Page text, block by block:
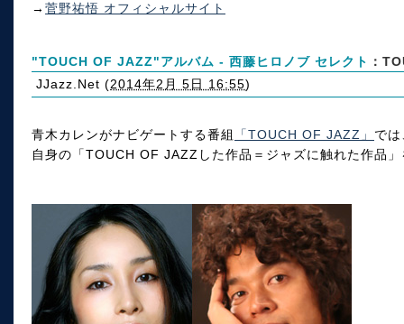
→ 菅野祐悟 オフィシャルサイト
"TOUCH OF JAZZ"アルバム - 西藤ヒロノブ セレクト ：
JJazz.Net (2014年2月 5日 16:55)
青木カレンがナビゲートする番組 「TOUCH OF JAZZ」 で
自身の「TOUCH OF JAZZした作品＝ジャズに触れた作品